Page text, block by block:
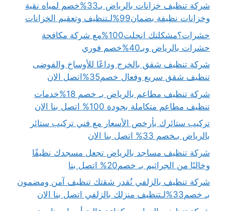
شركة تنظيف خزانات بالرياض بـ33%خصم لمياه نقية
وخزانات نظيفة بضمان99%لـتنظيف وتعقيم الخزانات
حشرات؟مشكلتك انحلت100%مع شركة مكافحة
حشرات بالرياض وبـ40%خصم فوري
شركة تنظيف شقق بالخرج وداعًا للأوساخ والفوضى
تنظيف شقق سريع وفعال خصم35%اتصل الان
شركة تنظيف مطاعم بالرياض بـ خصم 18%خدمات
تنظيف مطاعم متكاملة بجودة 100% اتصل بنا الان
تركيب ستائرك بأرخص الأسعار مع فني تركيب ستائر
بالرياض بـخصم 33% اتصل بنا الان
شركة تنظيف مساجد بالرياض تجعل مسجدك نظيفًا
وخاليًا من الجراثيم بـ خصم20% اتصل بنا
شركة تنظيف بالزلفي نُقدر شقتك تنظيف آمن ومضمون
بـ خصم33%لـتنظيف منزلك بالزلفي اتصل بنا الان